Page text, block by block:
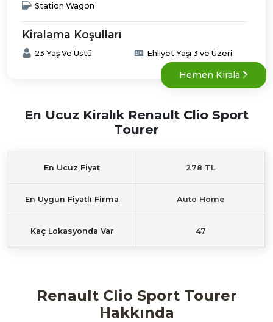
Station Wagon
Kiralama Koşulları
23 Yaş Ve Üstü Ehliyet Yaşı 3 ve Üzeri
Hemen Kirala
En Ucuz Kiralık Renault Clio Sport
Tourer
En Ucuz Fiyat 278 TL
En Uygun Fiyatlı Firma Auto Home
Kaç Lokasyonda Var 47
Renault Clio Sport Tourer
Hakkında